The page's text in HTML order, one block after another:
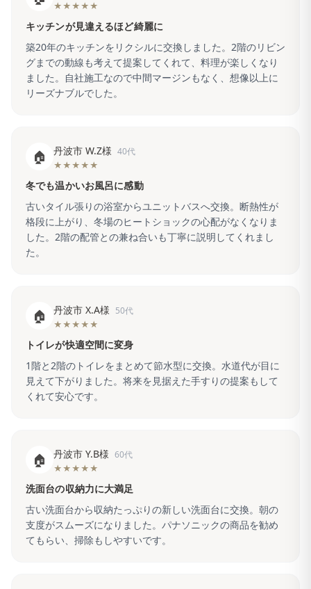
★★★★★
キッチンが見違えるほど綺麗に
築20年のキッチンをリクシルに交換しました。2階のリビン
グまでの動線も考えて提案してくれて、料理が楽しくなり
ました。自社施工なので中間マージンもなく、想像以上に
リーズナブルでした。
🏠 丹波市 W.Z様 40代
★★★★★
冬でも温かいお風呂に感動
古いタイル張りの浴室からユニットバスへ交換。断熱性が
格段に上がり、冬場のヒートショックの心配がなくなりま
した。2階の配管との兼ね合いも丁寧に説明してくれまし
た。
🏠 丹波市 X.A様 50代
★★★★★
トイレが快適空間に変身
1階と2階のトイレをまとめて節水型に交換。水道代が目に
見えて下がりました。将来を見据えた手すりの提案もして
くれて安心です。
🏠 丹波市 Y.B様 60代
★★★★★
洗面台の収納力に大満足
古い洗面台から収納たっぷりの新しい洗面台に交換。朝の
支度がスムーズになりました。パナソニックの商品を勧め
てもらい、掃除もしやすいです。